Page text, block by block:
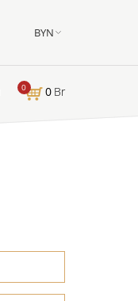
BYN
0 0 Br